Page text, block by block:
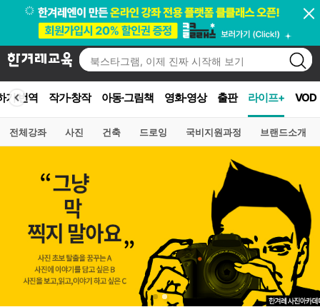
기·번역 작가·창작 아동·그림책 영화·영상 출판 라이프+ VOD
전체강좌 사진 건축 드로잉 국비지원과정 브랜드소개